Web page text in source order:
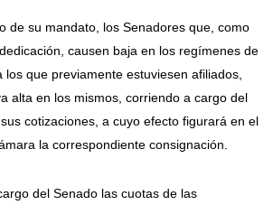
de su mandato, los Senadores que, como
causen baja en los regímenes de
los que previamente estuviesen afiliados,
alta en los mismos, corriendo a cargo del
cotizaciones, a cuyo efecto figurará en el
la correspondiente consignación.
del Senado las cuotas de las